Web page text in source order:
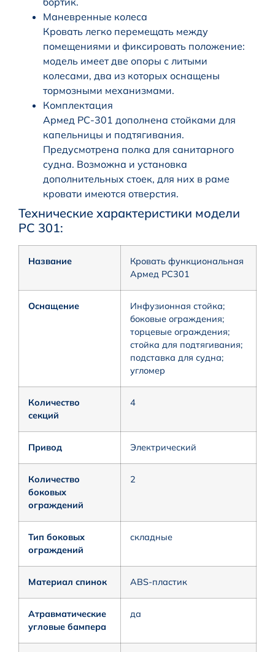
Маневренные колеса
Кровать легко перемещать между
помещениями и фиксировать положение:
модель имеет две опоры с литыми
колесами, два из которых оснащены
тормозными механизмами.
Комплектация
Армед РС-301 дополнена стойками для
капельницы и подтягивания.
Предусмотрена полка для санитарного
судна. Возможна и установка
дополнительных стоек, для них в раме
кровати имеются отверстия.
Технические характеристики модели
PC 301:
Название
Кровать функциональная
Армед РС301
Оснащение
Инфузионная стойка;
боковые ограждения;
торцевые ограждения;
стойка для подтягивания;
подставка для судна;
угломер
Количество
секций
4
Привод Электрический
Количество
боковых
ограждений
2
Тип боковых
ограждений
складные
Материал спинок ABS-пластик
Атравматические
угловые бампера
да